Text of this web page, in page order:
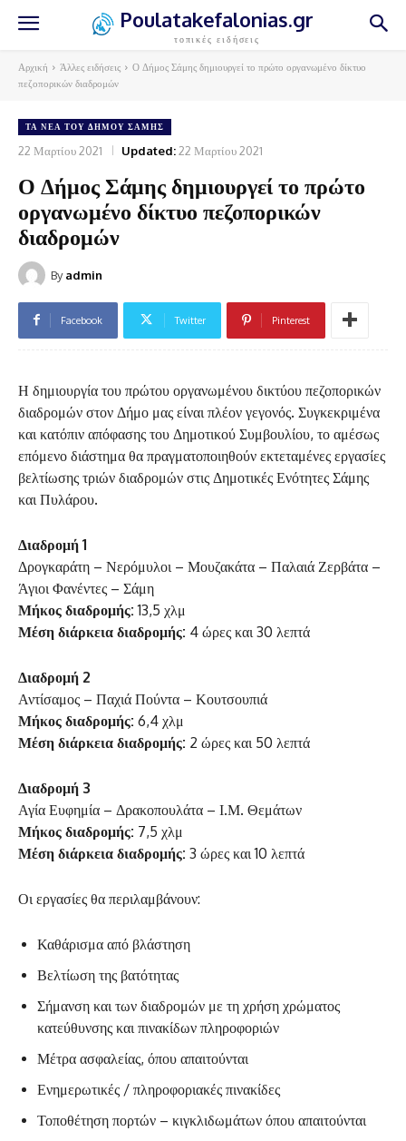
Poulatakefalonias.gr
τοπικές ειδήσεις
Αρχική Άλλες ειδήσεις
Ο Δήμος Σάμης δημιουργεί το πρώτο οργανωμένο δίκτυο
πεζοπορικών διαδρομών
ΤΑ ΝΈΑ ΤΟΥ ΔΉΜΟΥ ΣΆΜΗΣ
22 Μαρτίου 2021 Updated:22 Μαρτίου 2021
Ο Δήμος Σάμης δημιουργεί το πρώτο
οργανωμένο δίκτυο πεζοπορικών
διαδρομών
By admin
Facebook Twitter Pinterest
Η δημιουργία του πρώτου οργανωμένου δικτύου πεζοπορικών
διαδρομών στον Δήμο μας είναι πλέον γεγονός. Συγκεκριμένα
και κατόπιν απόφασης του Δημοτικού Συμβουλίου, το αμέσως
επόμενο διάστημα θα πραγματοποιηθούν εκτεταμένες εργασίες
βελτίωσης τριών διαδρομών στις Δημοτικές Ενότητες Σάμης
και Πυλάρου.
Διαδρομή 1
Δρογκαράτη – Νερόμυλοι – Μουζακάτα – Παλαιά Ζερβάτα –
Άγιοι Φανέντες – Σάμη
Μήκος διαδρομής: 13,5 χλμ
Μέση διάρκεια διαδρομής: 4 ώρες και 30 λεπτά
Διαδρομή 2
Αντίσαμος – Παχιά Πούντα – Κουτσουπιά
Μήκος διαδρομής: 6,4 χλμ
Μέση διάρκεια διαδρομής: 2 ώρες και 50 λεπτά
Διαδρομή 3
Αγία Ευφημία – Δρακοπουλάτα – Ι.Μ. Θεμάτων
Μήκος διαδρομής: 7,5 χλμ
Μέση διάρκεια διαδρομής: 3 ώρες και 10 λεπτά
Οι εργασίες θα περιλαμβάνουν:
Καθάρισμα από βλάστηση
Βελτίωση της βατότητας
Σήμανση και των διαδρομών με τη χρήση χρώματος
κατεύθυνσης και πινακίδων πληροφοριών
Μέτρα ασφαλείας, όπου απαιτούνται
Ενημερωτικές / πληροφοριακές πινακίδες
Τοποθέτηση πορτών – κιγκλιδωμάτων όπου απαιτούνται